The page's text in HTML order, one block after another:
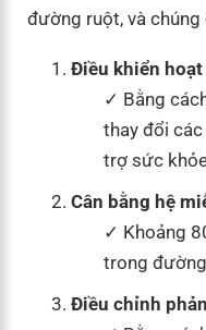
đường ruột, và
Điều khiển
Bằng
thay đổi
trợ sức
Cân bằng hệ
Khoảng
trong
Điều chỉnh